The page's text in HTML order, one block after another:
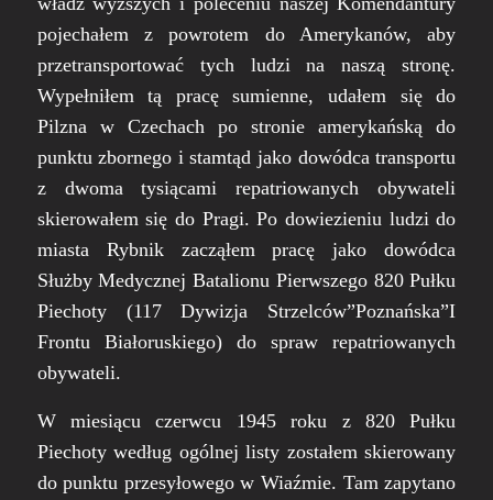
pojechałem z powrotem do Amerykanów, aby
przetransportować tych ludzi na naszą stronę.
Wypełniłem tą pracę sumienne, udałem się do
Pilzna w Czechach po stronie amerykańską do
punktu zbornego i stamtąd jako dowódca transportu
z dwoma tysiącami repatriowanych obywateli
skierowałem się do Pragi. Po dowiezieniu ludzi do
miasta Rybnik zacząłem pracę jako dowódca
Służby Medycznej Batalionu Pierwszego 820 Pułku
Piechoty (117 Dywizja Strzelców”Poznańska”I
Frontu Białoruskiego) do spraw repatriowanych
obywateli.
W miesiącu czerwcu 1945 roku z 820 Pułku
Piechoty według ogólnej listy zostałem skierowany
do punktu przesyłowego w Wiaźmie. Tam zapytano